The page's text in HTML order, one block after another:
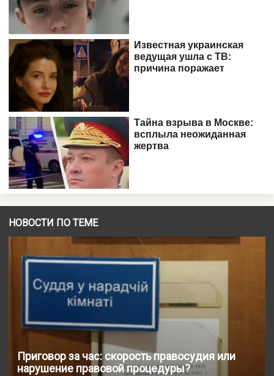
НОВОСТИ ПО ТЕМЕ
Приговор за час: скорость правосудия или
нарушение правовой процедуры?